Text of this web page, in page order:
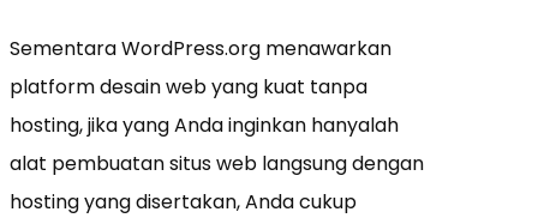
Sementara WordPress.org menawarkan
platform desain web yang kuat tanpa
hosting, jika yang Anda inginkan hanyalah
alat pembuatan situs web langsung dengan
hosting yang disertakan, Anda cukup